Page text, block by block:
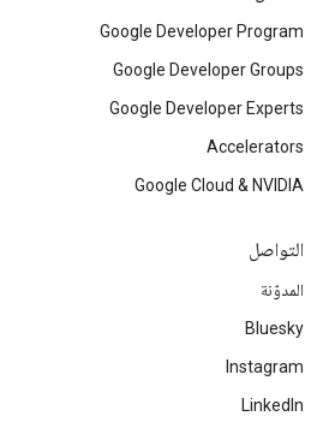
Google Developer Program
Google Developer Groups
Google Developer Experts
Accelerators
Google Cloud & NVIDIA
التواصل
المدوّنة
Bluesky
Instagram
LinkedIn